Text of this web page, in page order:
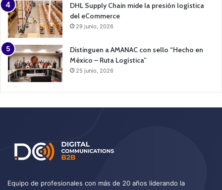
DHL Supply Chain mide la presión logística
del eCommerce
29 junio, 2026
Distinguen a AMANAC con sello “Hecho en
México – Ruta Logística”
25 junio, 2026
Equipo de profesionales con más de 20 años liderando la